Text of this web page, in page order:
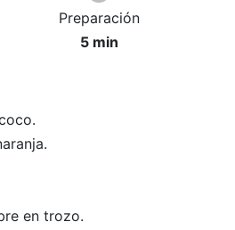
Preparación
5 min
en trozo.